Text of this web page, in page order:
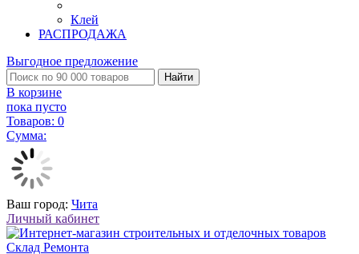
Клей
РАСПРОДАЖА
Выгодное предложение
Найти
В корзине
пока пусто
Товаров: 0
Сумма:
Ваш город: Чита
Личный кабинет